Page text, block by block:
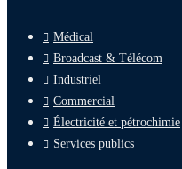
Médical
Broadcast & Télécom
Industriel
Commercial
Électricité et pétrochimie
Services publics